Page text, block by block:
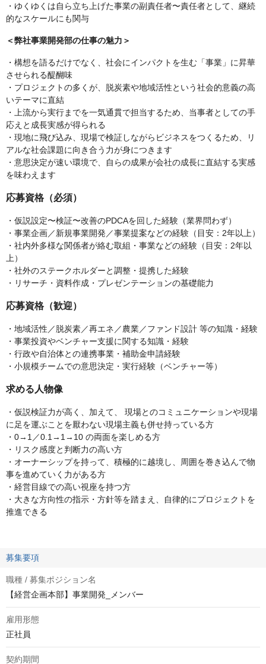
・ゆくゆくは自ら立ち上げた事業の副責任者〜責任者として、継続
的なスケールにも関与
＜弊社事業開発部の仕事の魅力＞
・構想を語るだけでなく、社会にインパクトを生む「事業」に昇華
させられる醍醐味
・プロジェクトの多くが、脱炭素や地域活性という社会的意義の高
いテーマに直結
・上流から実行までを一気通貫で担当するため、当事者としての手
応えと成長実感が得られる
・現地に飛び込み、現場で検証しながらビジネスをつくるため、リ
アルな社会課題に向き合う力が身につきます
・意思決定が速い環境で、自らの成果が会社の成長に直結する実感
を味わえます
応募資格（必須）
・仮説設定〜検証〜改善のPDCAを回した経験（業界問わず）
・事業企画／新規事業開発／事業提案などの経験（目安：2年以上）
・社内外多様な関係者が絡む取組・事業などの経験（目安：2年以
上）
・社外のステークホルダーと調整・提携した経験
・リサーチ・資料作成・プレゼンテーションの基礎能力
応募資格（歓迎）
・地域活性／脱炭素／再エネ／農業／ファンド設計 等の知識・経験
・事業投資やベンチャー支援に関する知識・経験
・行政や自治体との連携事業・補助金申請経験
・小規模チームでの意思決定・実行経験（ベンチャー等）
求める人物像
・仮説検証力が高く、加えて、 現場とのコミュニケーションや現場
に足を運ぶことを厭わない現場主義も併せ持っている方
・0→1／0.1→1→10 の両面を楽しめる方
・リスク感度と判断力の高い方
・オーナーシップを持って、積極的に越境し、周囲を巻き込んで物
事を進めていく力がある方
・経営目線での高い視座を持つ方
・大きな方向性の指示・方針等を踏まえ、自律的にプロジェクトを
推進できる
募集要項
職種 / 募集ポジション名
【経営企画本部】事業開発_メンバー
雇用形態
正社員
契約期間